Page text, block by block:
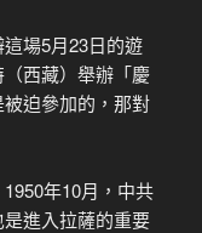
場5月23日的遊
西藏）舉辦「慶
迫參加的，那對
年10月，中共
進入拉薩的重要